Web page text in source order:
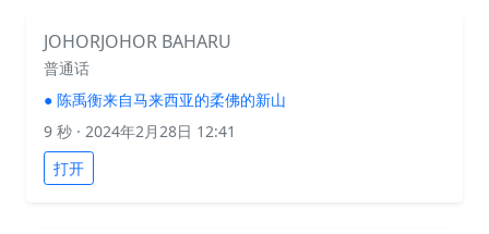
JOHORJOHOR BAHARU
普通话
● 陈禹衡来自马来西亚的柔佛的新山
9 秒 · 2024年2月28日 12:41
打开